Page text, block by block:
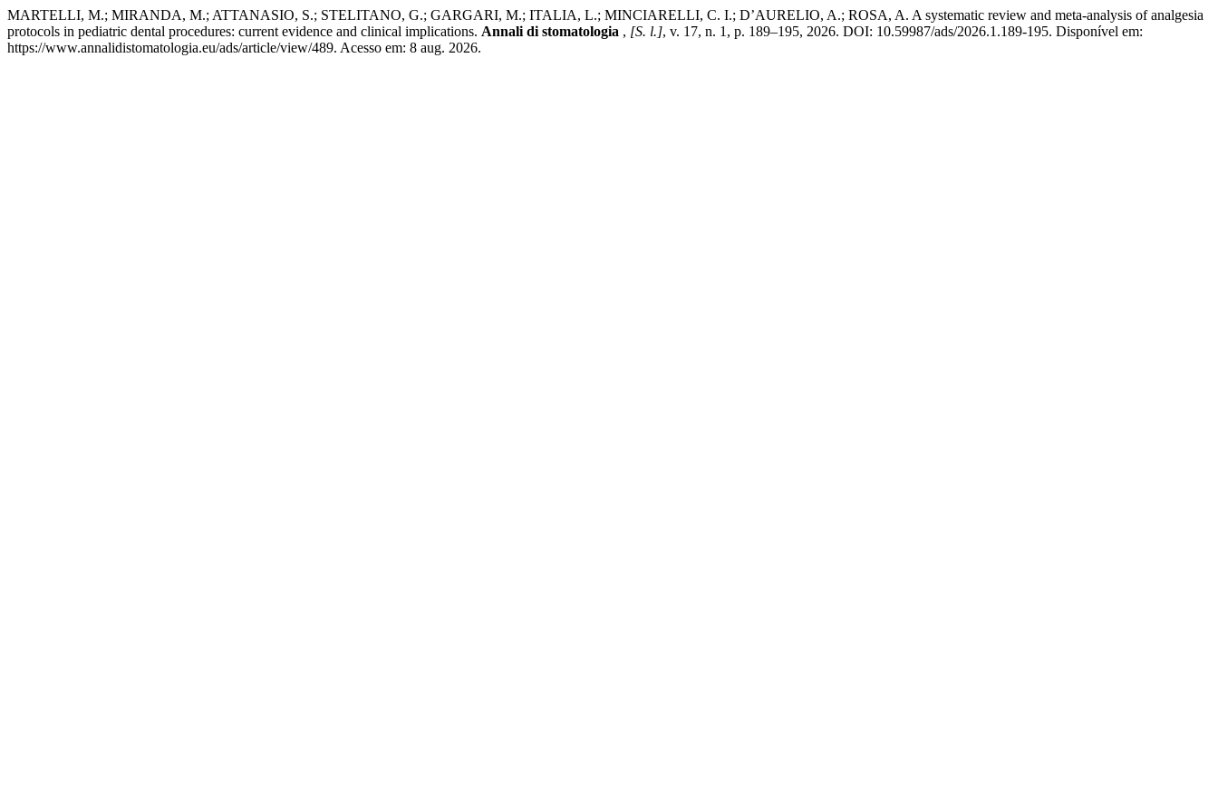
MARTELLI, M.; MIRANDA, M.; ATTANASIO, S.; STELITANO, G.; GARGARI, M.; ITALIA, L.; MINCIARELLI, C. I.; D’AURELIO, A.; ROSA, A. A systematic review and meta-analysis of analgesia
protocols in pediatric dental procedures: current evidence and clinical implications. Annali di stomatologia , [S. l.], v. 17, n. 1, p. 189–195, 2026. DOI: 10.59987/ads/2026.1.189-195. Disponível em:
https://www.annalidistomatologia.eu/ads/article/view/489. Acesso em: 8 aug. 2026.